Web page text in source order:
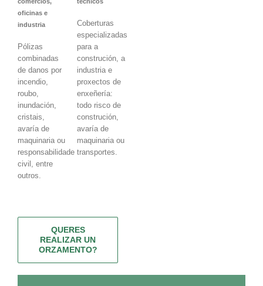
oficinas e
industria
Pólizas
combinadas
de danos por
incendio,
roubo,
inundación,
cristais,
avaría de
maquinaria ou
responsabilidade
civil, entre
outros.
Coberturas
especializadas
para a
construción, a
industria e
proxectos de
enxeñería:
todo risco de
construción,
avaría de
maquinaria ou
transportes.
QUERES
REALIZAR UN
ORZAMENTO?